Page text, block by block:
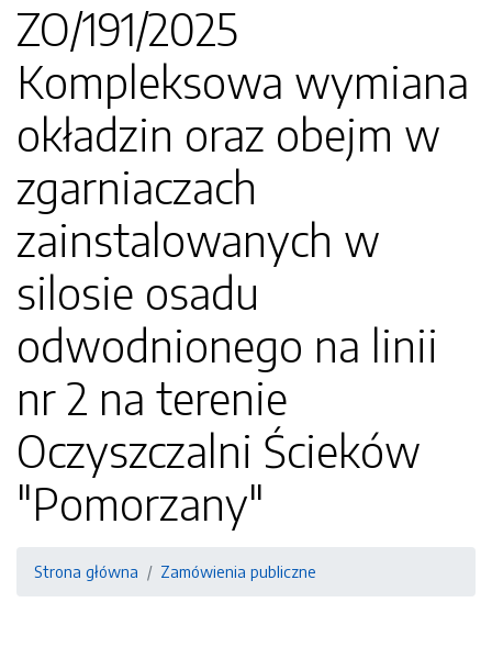
ZO/191/2025
Kompleksowa wymiana
okładzin oraz obejm w
zgarniaczach
zainstalowanych w
silosie osadu
odwodnionego na linii
nr 2 na terenie
Oczyszczalni Ścieków
"Pomorzany"
Strona główna Zamówienia publiczne